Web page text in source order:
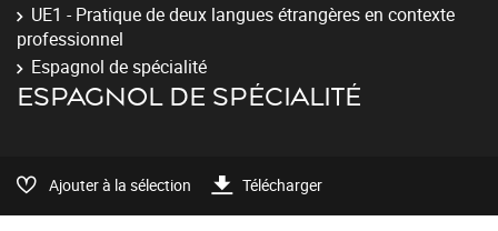
UE1 - Pratique de deux langues étrangères en contexte
professionnel
Espagnol de spécialité
ESPAGNOL DE SPÉCIALITÉ
Ajouter à la sélection Télécharger